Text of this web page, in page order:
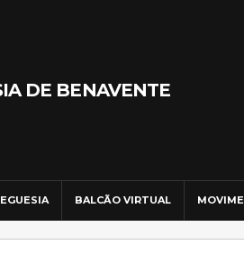
BALCÃO VIRTUAL